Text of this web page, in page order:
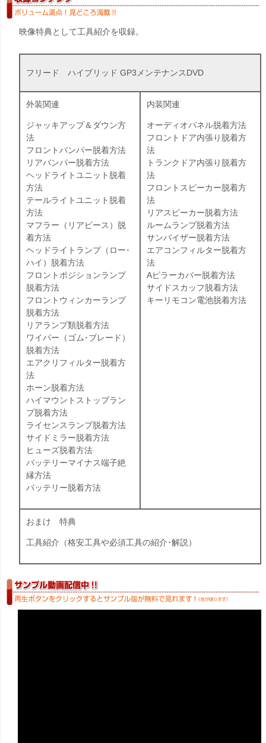
映像特典として工具紹介を収録。
フリード ハイブリッド GP3メンテナンスDVD
外装関連
ジャッキアップ＆ダウン方
法
フロントバンパー脱着方法
リアバンパー脱着方法
ヘッドライトユニット脱着
方法
テールライトユニット脱着
方法
マフラー（リアピース）脱
着方法
ヘッドライトランプ（ロー･
ハイ）脱着方法
フロントポジションランプ
脱着方法
フロントウィンカーランプ
脱着方法
リアランプ類脱着方法
ワイパー（ゴム･ブレード）
脱着方法
エアクリフィルター脱着方
法
ホーン脱着方法
ハイマウントストップラン
プ脱着方法
ライセンスランプ脱着方法
サイドミラー脱着方法
ヒューズ脱着方法
バッテリーマイナス端子絶
縁方法
バッテリー脱着方法
内装関連
オーディオパネル脱着方法
フロントドア内張り脱着方
法
トランクドア内張り脱着方
法
フロントスピーカー脱着方
法
リアスピーカー脱着方法
ルームランプ脱着方法
サンバイザー脱着方法
エアコンフィルター脱着方
法
Aピラーカバー脱着方法
サイドスカッフ脱着方法
キーリモコン電池脱着方法
おまけ 特典
工具紹介（格安工具や必須工具の紹介･解説）